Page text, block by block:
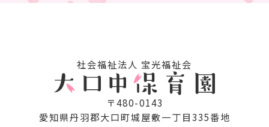
社会福祉法⼈ 宝光福祉会
〒480-0143
愛知県丹⽻郡⼤⼝町城屋敷⼀丁⽬335番地